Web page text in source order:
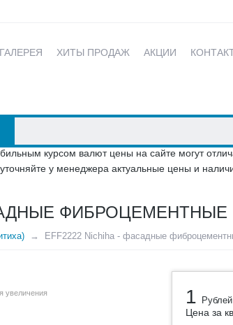
ХИТЫ ПРОДАЖ АКЦИИ
курсом валют цены на сайте могут
у менеджера актуальные цены и
EFF2222 Nichiha - фасадные
увеличения 1 Рублей
Цена за